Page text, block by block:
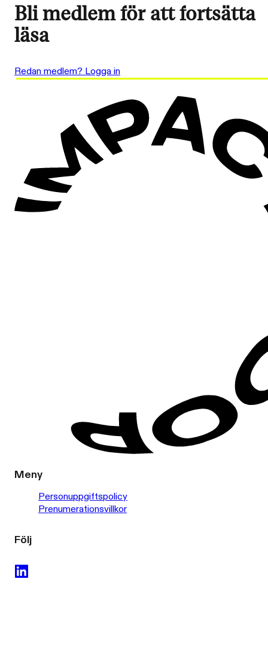
Bli medlem för att fortsätta
läsa
Redan medlem? Logga in
Meny
Personuppgiftspolicy
Prenumerationsvillkor
Följ